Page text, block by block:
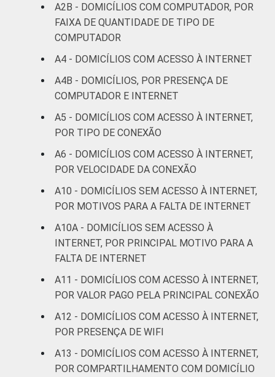
Não tem
renda
1
Não sabe 1 61
Não
respondeu
0
Classe
A
B 0 81
C 1 63
Fonte: CGI.br/NIC.br, Centro Regional de
Estudos para o Desenvolvimento da
Sociedade da Informação (Cetic.br),
Pesquisa sobre o Uso das Tecnologias de
Informação e Comunicação nos domicílios
brasileiros - TIC Domicílios 2018.
A2B - DOMICÍLIOS COM COMPUTADOR, POR
FAIXA DE QUANTIDADE DE TIPO DE
COMPUTADOR
A4 - DOMICÍLIOS COM ACESSO À INTERNET
A4B - DOMICÍLIOS, POR PRESENÇA DE
COMPUTADOR E INTERNET
A5 - DOMICÍLIOS COM ACESSO À INTERNET,
POR TIPO DE CONEXÃO
A6 - DOMICÍLIOS COM ACESSO À INTERNET,
POR VELOCIDADE DA CONEXÃO
A10 - DOMICÍLIOS SEM ACESSO À INTERNET,
POR MOTIVOS PARA A FALTA DE INTERNET
A10A - DOMICÍLIOS SEM ACESSO À
INTERNET, POR PRINCIPAL MOTIVO PARA A
FALTA DE INTERNET
A11 - DOMICÍLIOS COM ACESSO À INTERNET,
POR VALOR PAGO PELA PRINCIPAL CONEXÃO
A12 - DOMICÍLIOS COM ACESSO À INTERNET,
POR PRESENÇA DE WIFI
A13 - DOMICÍLIOS COM ACESSO À INTERNET,
POR COMPARTILHAMENTO COM DOMICÍLIO